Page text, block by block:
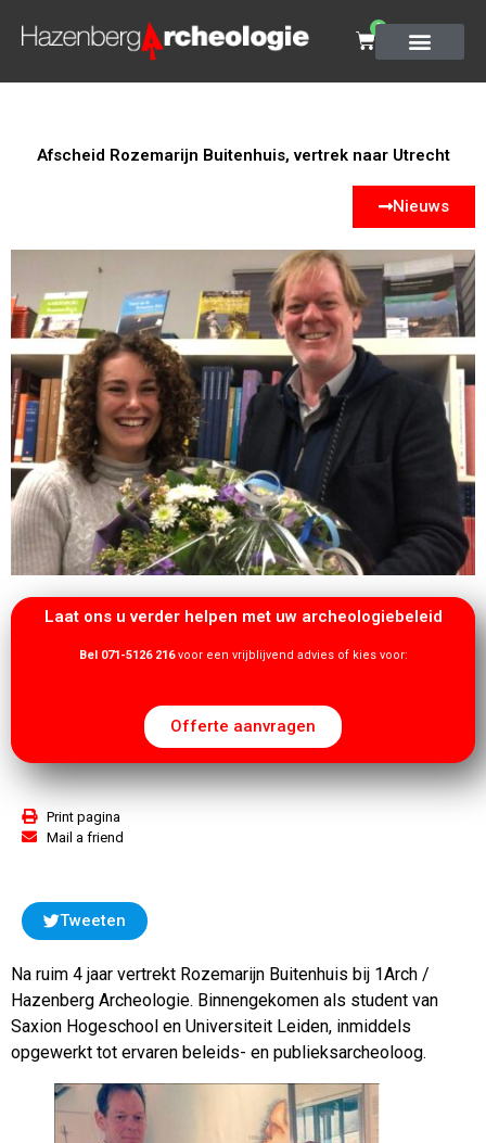
0
Afscheid Rozemarijn Buitenhuis, vertrek naar Utrecht
Nieuws
Laat ons u verder helpen met uw archeologiebeleid
Bel 071-5126 216voor een vrijblijvend advies of kies voor:
Offerte aanvragen
Print pagina
Mail a friend
Tweeten
Na ruim 4 jaar vertrekt Rozemarijn Buitenhuis bij 1Arch /
Hazenberg Archeologie. Binnengekomen als student van
Saxion Hogeschool en Universiteit Leiden, inmiddels
opgewerkt tot ervaren beleids- en publieksarcheoloog.